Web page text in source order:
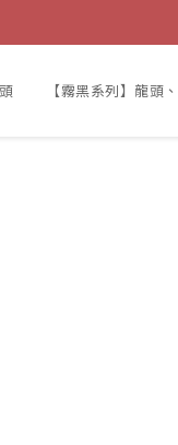
【霧黑系列】龍頭